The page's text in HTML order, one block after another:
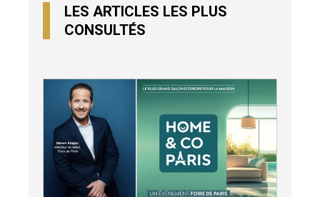
LES ARTICLES LES PLUS
CONSULTÉS